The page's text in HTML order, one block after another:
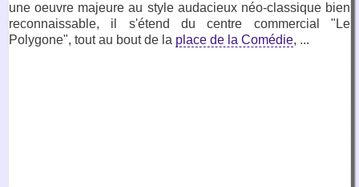
une oeuvre majeure au style audacieux néo-classique bien
reconnaissable, il s'étend du centre commercial "Le
Polygone", tout au bout de la place de la Comédie, ...